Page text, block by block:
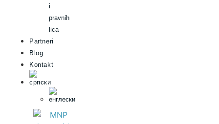
i
pravnih
lica
Partneri
Blog
Kontakt